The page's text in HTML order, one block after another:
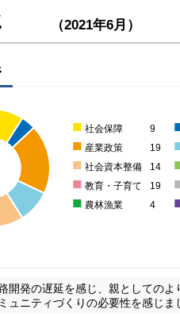
（2021年6月）
■ 社会保障 9
■ 産業政策 19
■ 社会資本整備 14
■ 教育・子育て 19
■ 農林漁業 4
開発の遅延を感じ、親としての
ュニティづくりの必要性を感じま